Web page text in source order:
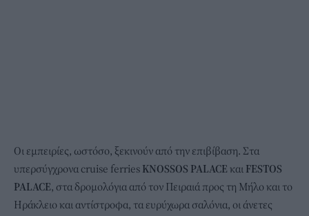
Οι εμπειρίες, ωστόσο, ξεκινούν από την επιβίβαση. Στα
υπερσύγχρονα cruise ferries KNOSSOS PALACE και FESTOS
PALACE, στα δρομολόγια από τον Πειραιά προς τη Μήλο και το
Ηράκλειο και αντίστροφα, τα ευρύχωρα σαλόνια, οι άνετες